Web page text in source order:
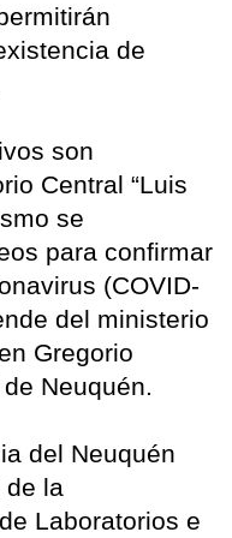
de
son
Central “Luis
se
para confirmar
(COVID-
del ministerio
Gregorio
Neuquén.
del Neuquén
de la
Laboratorios e